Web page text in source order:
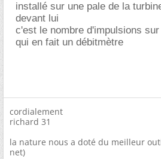
installé sur une pale de la
devant lui
c'est le nombre d'impulsions
qui en fait un débitmètre
cordialement
richard 31
la nature nous a doté du meilleur outil
net)